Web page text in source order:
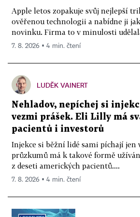
Apple letos zopakuje svůj nejlepší
ověřenou technologii a nabídne ji
novinku. Firma to v minulosti
7. 8. 2026 ▪ 4 min. čtení
LUDĚK VAINERT
Nehladov, nepíchej si
vezmi prášek. Eli Lilly má
pacientů i investorů
Injekce si běžní lidé sami píchají jen
průzkumů má k takové formě
z deseti amerických pacientů....
7. 8. 2026 ▪ 4 min. čtení